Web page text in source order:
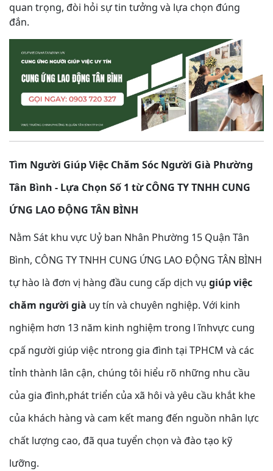
quan trọng, đòi hỏi sự tin tưởng và lựa chọn đúng
đắn.
Tìm Người Giúp Việc Chăm Sóc Người Già Phường
Tân Bình - Lựa Chọn Số 1 từ CÔNG TY TNHH CUNG
ỨNG LAO ĐỘNG TÂN BÌNH
Nằm Sát khu vực Uỷ ban Nhân Phường 15 Quận Tân
Bình, CÔNG TY TNHH CUNG ỨNG LAO ĐỘNG TÂN BÌNH
tự hào là đơn vị hàng đầu cung cấp dịch vụ giúp việc
chăm người già uy tín và chuyên nghiệp. Với kinh
nghiệm hơn 13 năm kinh nghiệm trong l ĩnhvực cung
cpấ người giúp việc ntrong gia đình tại TPHCM và các
tỉnh thành lân cận, chúng tôi hiểu rõ những nhu cầu
của gia đình,phát triển của xã hôi và yêu cầu khắt khe
của khách hàng và cam kết mang đến nguồn nhân lực
chất lượng cao, đã qua tuyển chọn và đào tạo kỹ
lưỡng.